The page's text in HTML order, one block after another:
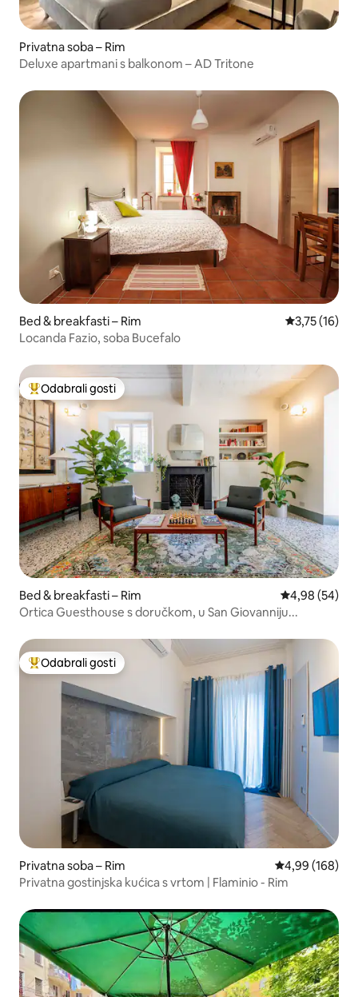
Privatna soba – Rim
Deluxe apartmani s balkonom – AD Tritone
Bed & breakfasti – Rim Prosječna
3,75 (16)
Locanda Fazio, soba Bucefalo
Među najviše rangiranima s oznakom „Odabrali gosti”
Odabrali gosti
Bed & breakfasti – Rim Prosječna
4,98 (54)
Ortica Guesthouse s doručkom, u San Giovanniju...
Među najviše rangiranima s oznakom „Odabrali gosti”
Odabrali gosti
Privatna soba – Rim Prosječna
4,99 (168)
Privatna gostinjska kućica s vrtom | Flaminio - Rim